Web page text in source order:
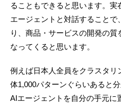
ることもできると思います。
エージェントと対話することで
り、商品・サービスの開発の
なってくると思います。
例えば日本人全員をクラスタ
体1,000パターンぐらいあると
AIエージェントを自分の手元に